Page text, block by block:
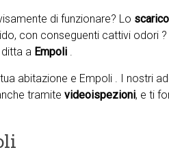
di funzionare? Lo
con conseguenti cattivi odori ?
a Empoli .
abitazione e Empoli . I nostri
tramite videoispezioni, e ti